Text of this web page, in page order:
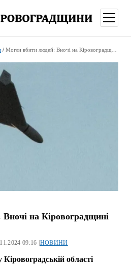
меню
/ Могли вбити людей: Вночі на Кіровоградщині збивали «шахеди»
на Кіровоградщині
09:16 | НОВИНИ
області